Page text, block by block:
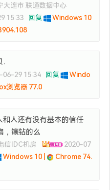
大连市 联通数据中心
15:33
回复
Windows 10
.
06-29 15:34 回复
Windo
浏览器 77.0
和人还有没有基本的信任
，镶钻的么
信IDC机房
2020-07
Windows 10 |
Chrome 74.